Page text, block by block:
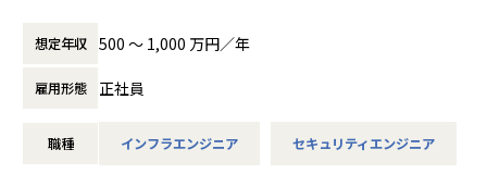
支えるインフラ基盤・セキュリティ統制・監視体制を全社横
断で整備・強化していくフェーズにあります。
現在、一部プロダクトのAWSからGoogle Cloud への移行を
はじめ、各プロダクトの脆弱性対応やセキュリティガバナン
かつスケーラブルに進化させる中核メンバーを求めていま
想定年収 500 〜 1,000 万円／年
雇用形態 正社員
職種 インフラエンジニア セキュリティエンジニア